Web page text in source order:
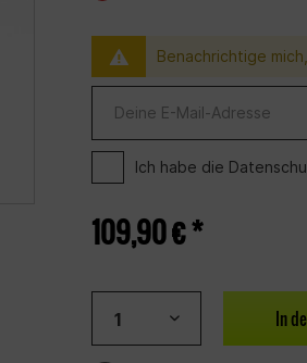
Benachrichtige
Ich habe die
109,90 € *
In